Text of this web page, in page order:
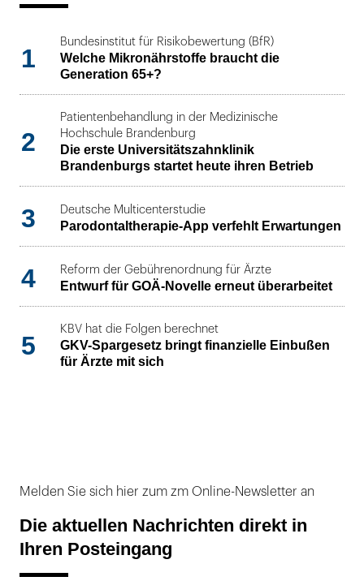
1
Bundesinstitut für Risikobewertung (BfR)
Welche Mikronährstoffe braucht die
Generation 65+?
2
Patientenbehandlung in der Medizinische
Hochschule Brandenburg
Die erste Universitätszahnklinik
Brandenburgs startet heute ihren Betrieb
3 Deutsche Multicenterstudie
Parodontaltherapie-App verfehlt Erwartungen
4 Reform der Gebührenordnung für Ärzte
Entwurf für GOÄ-Novelle erneut überarbeitet
5
KBV hat die Folgen berechnet
GKV-Spargesetz bringt finanzielle Einbußen
für Ärzte mit sich
Melden Sie sich hier zum zm Online-Newsletter an
Die aktuellen Nachrichten direkt in
Ihren Posteingang